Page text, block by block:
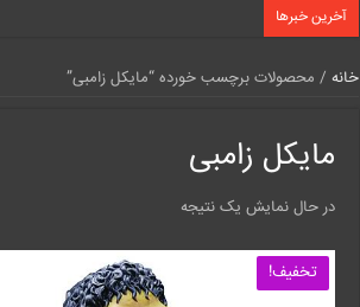
آخرین خبرها
خانه / محصولات برچسب خورده “مایکل زامبی”
مایکل زامبی
در حال نمایش یک نتیجه
تخفیف!